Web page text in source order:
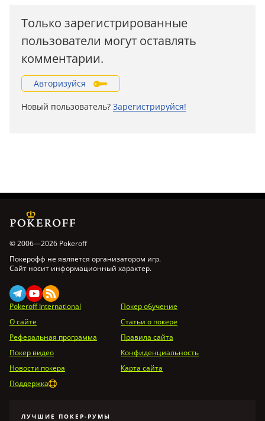
Только зарегистрированные
пользователи могут оставлять
комментарии.
Авторизуйся
Новый пользователь? Зарегистрируйся!
© 2006—2026 Pokeroff
Покерофф не является организатором игр.
Сайт носит информационный характер.
Pokeroff International
Покер обучение
О сайте
Статьи о покере
Реферальная программа
Правила сайта
Покер видео
Конфиденциальность
Новости покера
Карта сайта
Поддержка
ЛУЧШИЕ ПОКЕР-РУМЫ